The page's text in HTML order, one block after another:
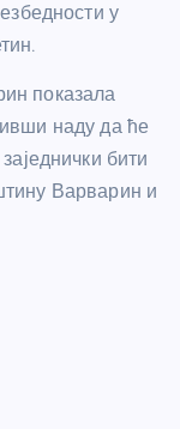
у
показала
наду да ће
бити
Варварин и